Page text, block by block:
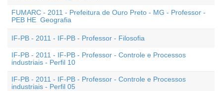
FUMARC - 2011 - Prefeitura de Ouro Preto - MG - Professor -
PEB HE  Geografia
IF-PB - 2011 - IF-PB - Professor - Filosofia
IF-PB - 2011 - IF-PB - Professor - Controle e Processos
industriais - Perfil 10
IF-PB - 2011 - IF-PB - Professor - Controle e Processos
industriais - Perfil 05